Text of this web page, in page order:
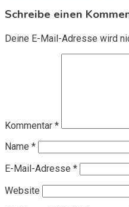
Schreibe einen
Deine E-Mail-Adresse wird
Kommentar *
Name *
E-Mail-Adresse *
Website